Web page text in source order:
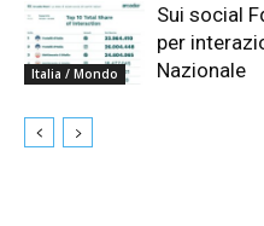
Italia / Mondo
Sui social
per
Nazionale